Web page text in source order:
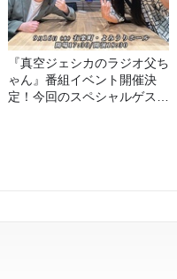
『真空ジェシカのラジオ父ち
ゃん』番組イベント開催決
定！今回のスペシャルゲスト